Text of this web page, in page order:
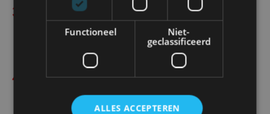
3 Industriële stofzuigsystemen
Onze krachtige afzuiging voorkomt verspreiding van roet en
4 Professionele rooktest
een rooktest.
Functioneel
Niet-
geclassificeerd
ALLES ACCEPTEREN